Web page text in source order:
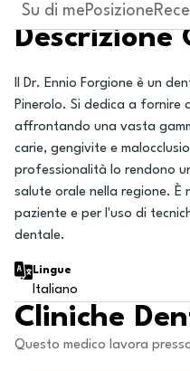
Su di mePosizione
Descrizione
Il Dr. Ennio Forgione è un
Pinerolo. Si dedica a fornire
affrontando una vasta
carie, gengivite e
professionalità lo rendono
salute orale nella regione.
paziente e per l'uso di
dentale.
Lingue
Italiano
Cliniche
Questo medico lavora